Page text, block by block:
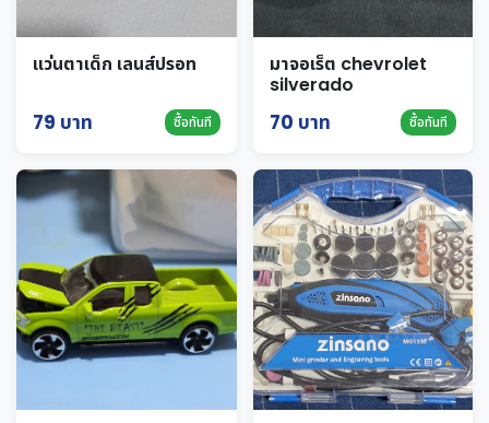
แว่นตาเด็ก เลนส์ปรอท
79 บาท ซื้อทันที
มาจอเร็ต chevrolet
silverado
70 บาท ซื้อทันที